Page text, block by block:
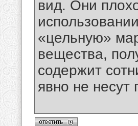
вид. Они
«цельную»
вещества,
содержит
явно не несут